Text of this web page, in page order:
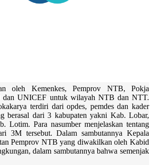
oleh Kemenkes, Pemprov NTB, Pokja
UNICEF untuk wilayah NTB dan NTT.
terdiri dari opdes, pemdes dan kader
berasal dari 3 kabupaten yakni Kab. Lobar,
Lotim. Para nasumber menjelaskan tentang
3M tersebut. Dalam sambutannya Kepala
Pemprov NTB yang diwakilkan oleh Kabid
dalam sambutannya bahwa semenjak